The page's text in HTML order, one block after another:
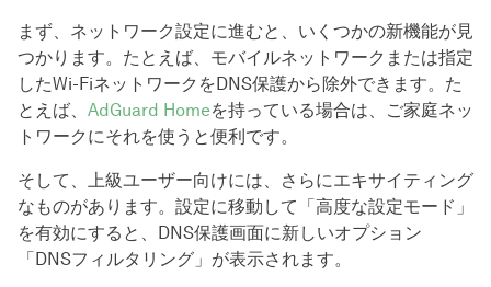
まず、ネットワーク設定に進むと、いくつかの新機能が見
つかります。たとえば、モバイルネットワークまたは指定
したWi-FiネットワークをDNS保護から除外できます。た
とえば、 AdGuard Homeを持っている場合は、ご家庭ネッ
トワークにそれを使うと便利です。
そして、上級ユーザー向けには、さらにエキサイティング
なものがあります。設定に移動して「高度な設定モード」
を有効にすると、DNS保護画面に新しいオプション
「DNSフィルタリング」が表示されます。